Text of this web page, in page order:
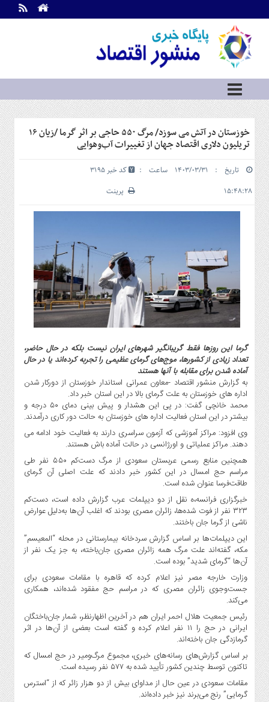
اطلاعات
تماس
ما
درباره
ما
سرویس
ها
خانه
سرمایه
و
بورس
و
شهری
گاز
و
پتروشیمی
صنعت
و
خودرو
استارت
آپ
و
فن
آوری
بانک
،
بیمه
و
ارز
دیجیتال
کشاورزی
و
صنایع
غذایی
سیاسی
و
بین
الملل
نگاه
روز
گوناگون
خوزستان در آتش می سوزد/ مرگ ۵۵۰ حاجی بر اثر گرما /زیان ۱۶
تریلیون دلاری اقتصاد جهان از تغییرات آب‌وهوایی
تاریخ : ۱۴۰۳/۰۳/۳۱ ساعت :
۱۵:۴۸:۲۸
کد خبر 3195
پرینت
گرما این روزها فقط گریبانگیر شهرهای ایران نیست بلکه در حال حاضر،
تعداد زیادی از کشورها، موج‌های گرمای عظیمی را تجربه کرده‌اند یا در حال
آماده شدن برای مقابله با آنها هستند
به گزارش منشور اقتصاد -معاون عمرانی استاندار خوزستان از دورکار شدن
اداره های خوزستان به علت گرمای بالا در این استان خبر داد.
محمد خانچی گفت: در پی این هشدار و پیش بینی دمای ۵٠ درجه و
بیشتر در این استان فعالیت اداره های خوزستان به حالت دور کاری درآمدند.
وی افزود: مراکز آموزشی که آزمون سراسری دارند به فعالیت خود ادامه می
دهند. مراکز عملیاتی و اورژانسی در حالت آماده باش هستند.
همچنین منابع رسمی عربستان سعودی از مرگ دست‌کم ۵۵۰ نفر طی
مراسم حج امسال در این کشور خبر دادند که علت اصلی آن گرمای
طاقت‌فرسا عنوان شده است.
خبرگزاری فرانسه،ه نقل از دو دیپلمات عرب گزارش داده است، دست‌کم
۳۲۳ نفر از فوت شده‌ها، زائران مصری بودند که اغلب آن‌ها به‌دلیل عوارض
ناشی از گرما جان باختند.
این دیپلمات‌ها بر اساس گزارش سردخانه بیمارستانی در محله “المعیسم”
مکه، گفته‌اند علت مرگ همه زائران مصری جان‌باخته، به جز یک نفر از
آن‌ها “گرمای شدید” بوده است.
وزارت خارجه مصر نیز اعلام کرده که قاهره با مقامات سعودی برای
جست‌وجوی زائران مصری‌ که در مراسم حج مفقود شده‌اند، همکاری
می‌کند.
رئیس جمعیت هلال احمر ایران هم در آخرین اظهارنظر، شمار جان‌باختگان
ایرانی در حج را ۱۱ نفر اعلام کرده و گفته است بعضی از آن‌ها در اثر
گرمازدگی جان باخته‌اند.
بر اساس گزارش‌های رسانه‌های خبری، مجموع مرگ‌و‌میر در حج امسال که
تاکنون توسط چندین کشور تأیید شده به ۵۷۷ نفر رسیده است.
مقامات سعودی در عین حال از مداوای بیش از دو هزار زائر که از “استرس
گرمایی” رنج می‌برند نیز خبر داده‌اند.